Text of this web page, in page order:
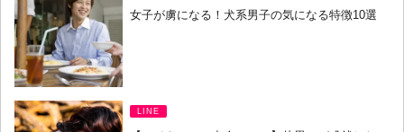
女子が虜になる！犬系男子の気になる特徴10選
LINE